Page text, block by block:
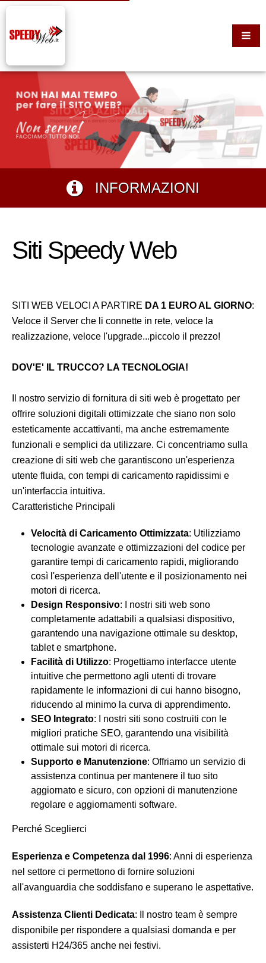
INFORMAZIONI
Siti Speedy Web
SITI WEB VELOCI A PARTIRE DA 1 EURO AL GIORNO:
Veloce il Server che li connette in rete, veloce la
realizzazione, veloce l'upgrade...piccolo il prezzo!
DOV'E' IL TRUCCO? LA TECNOLOGIA!
Il nostro servizio di fornitura di siti web è progettato per
offrire soluzioni digitali ottimizzate che siano non solo
esteticamente accattivanti, ma anche estremamente
funzionali e semplici da utilizzare. Ci concentriamo sulla
creazione di siti web che garantiscono un'esperienza
utente fluida, con tempi di caricamento rapidissimi e
un'interfaccia intuitiva.
Caratteristiche Principali
Velocità di Caricamento Ottimizzata: Utilizziamo
tecnologie avanzate e ottimizzazioni del codice per
garantire tempi di caricamento rapidi, migliorando
così l'esperienza dell'utente e il posizionamento nei
motori di ricerca.
Design Responsivo: I nostri siti web sono
completamente adattabili a qualsiasi dispositivo,
garantendo una navigazione ottimale su desktop,
tablet e smartphone.
Facilità di Utilizzo: Progettiamo interfacce utente
intuitive che permettono agli utenti di trovare
rapidamente le informazioni di cui hanno bisogno,
riducendo al minimo la curva di apprendimento.
SEO Integrato: I nostri siti sono costruiti con le
migliori pratiche SEO, garantendo una visibilità
ottimale sui motori di ricerca.
Supporto e Manutenzione: Offriamo un servizio di
assistenza continua per mantenere il tuo sito
aggiornato e sicuro, con opzioni di manutenzione
regolare e aggiornamenti software.
Perché Sceglierci
Esperienza e Competenza dal 1996: Anni di esperienza
nel settore ci permettono di fornire soluzioni
all'avanguardia che soddisfano e superano le aspettative.
Assistenza Clienti Dedicata: Il nostro team è sempre
disponibile per rispondere a qualsiasi domanda e per
assisterti H24/365 anche nei festivi.